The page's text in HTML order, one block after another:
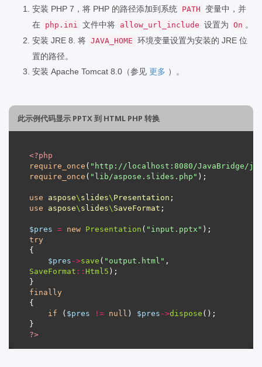
安装 PHP 7，将 PHP 的路径添加到系统 PATH 变量中，并
在 php.ini 文件中将 allow_url_include 设置为 On 。
安装 JRE 8. 将 JAVA_HOME 环境变量设置为安装的 JRE 位
置的路径。
安装 Apache Tomcat 8.0（参见 更多 ）。
此示例代码显示 PPTX 到 HTML PHP 转换
<?php
require_once ( "http://localhost:8080/JavaBridge/
require_once ( "lib/aspose.slides.php"
use aspose\ slides\ Presentation
use
aspose\ slides\ SaveFormat
$pres = new Presentation ( "input.pptx"
try
$pres ->save ( "output.html"
SaveFormat :: Html5
finally
if ( $pres != null ) $pres ->dispose
?>